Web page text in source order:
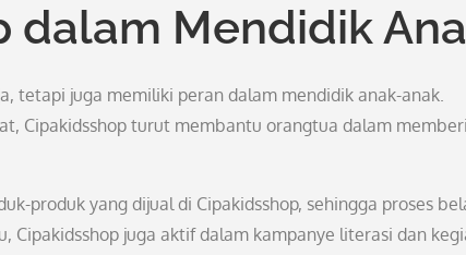
dalam Mendidik
tetapi juga memiliki peran dalam mendidik anak-anak.
Cipakidsshop turut membantu orangtua dalam
produk yang dijual di Cipakidsshop, sehingga proses
Cipakidsshop juga aktif dalam kampanye literasi dan